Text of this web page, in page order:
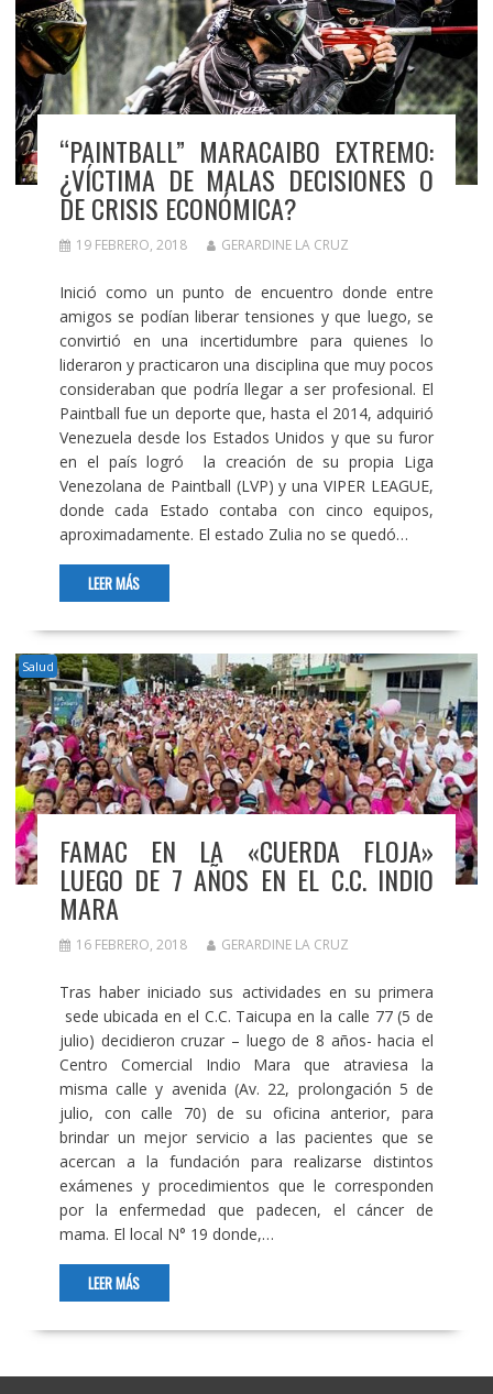
“PAINTBALL” MARACAIBO EXTREMO:
¿VÍCTIMA DE MALAS DECISIONES O
DE CRISIS ECONÓMICA?
19 FEBRERO, 2018 GERARDINE LA CRUZ
Inició como un punto de encuentro donde entre
amigos se podían liberar tensiones y que luego, se
convirtió en una incertidumbre para quienes lo
lideraron y practicaron una disciplina que muy pocos
consideraban que podría llegar a ser profesional. El
Paintball fue un deporte que, hasta el 2014, adquirió
Venezuela desde los Estados Unidos y que su furor
en el país logró la creación de su propia Liga
Venezolana de Paintball (LVP) y una VIPER LEAGUE,
donde cada Estado contaba con cinco equipos,
aproximadamente. El estado Zulia no se quedó…
LEER MÁS
Salud
FAMAC EN LA «CUERDA FLOJA»
LUEGO DE 7 AÑOS EN EL C.C. INDIO
MARA
16 FEBRERO, 2018 GERARDINE LA CRUZ
Tras haber iniciado sus actividades en su primera
sede ubicada en el C.C. Taicupa en la calle 77 (5 de
julio) decidieron cruzar – luego de 8 años- hacia el
Centro Comercial Indio Mara que atraviesa la
misma calle y avenida (Av. 22, prolongación 5 de
julio, con calle 70) de su oficina anterior, para
brindar un mejor servicio a las pacientes que se
acercan a la fundación para realizarse distintos
exámenes y procedimientos que le corresponden
por la enfermedad que padecen, el cáncer de
mama. El local N° 19 donde,…
LEER MÁS